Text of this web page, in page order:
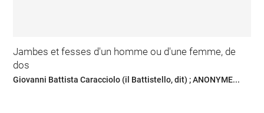
Jambes et fesses d'un homme ou d'une femme, de
dos
Giovanni Battista Caracciolo (il Battistello, dit) ; ANONYME...